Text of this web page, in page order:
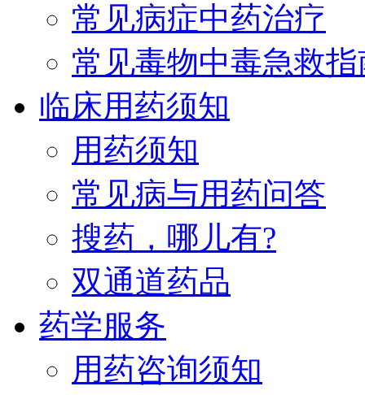
常见病症中药治疗
常见毒物中毒急救指
临床用药须知
用药须知
常见病与用药问答
搜药，哪儿有?
双通道药品
药学服务
用药咨询须知